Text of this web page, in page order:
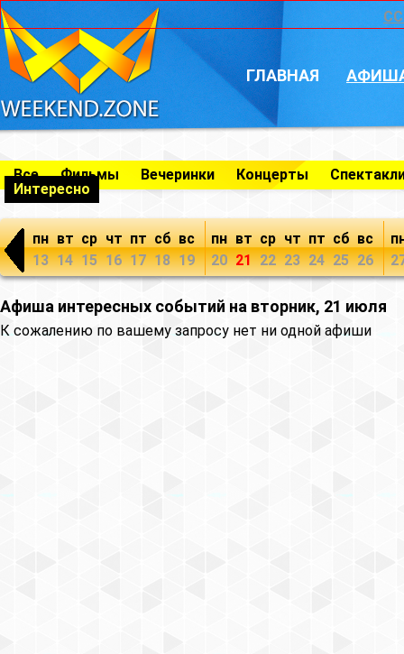
ГЛАВНАЯ
Все Фильмы Вечеринки Концерты
Интересно
пн
13
вт
14
ср
15
чт
16
пт
17
сб
18
вс
19
пн
20
вт
21
ср
22
чт
23
пт
24
сб
25
вс
26
Афиша интересных событий на вторник, 21 июля
К сожалению по вашему запросу нет ни одной афиши